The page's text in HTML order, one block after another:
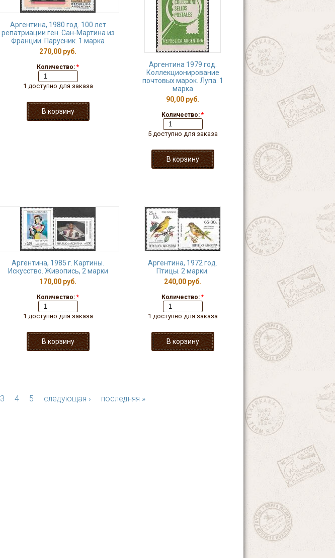
Аргентина, 1980 год. 100 лет
репатриации ген. Сан-Мартина из
Франции. Парусник. 1 марка
270,00 руб.
Количество: *
1 доступно для заказа
Аргентина 1979 год.
Коллекционирование
почтовых марок. Лупа. 1
марка
90,00 руб.
Количество: *
5 доступно для заказа
Аргентина, 1985 г. Картины.
Искусство. Живопись, 2 марки
170,00 руб.
Количество: *
1 доступно для заказа
Аргентина, 1972 год.
Птицы. 2 марки.
240,00 руб.
Количество: *
1 доступно для заказа
3 4 5 следующая › последняя »